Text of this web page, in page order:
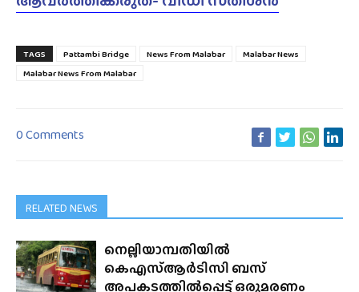
TAGS Pattambi Bridge News From Malabar
Malabar News
Malabar News From Malabar
0 Comments
RELATED NEWS
നെല്ലിയാമ്പതിയിൽ
കെഎസ്ആർടിസി ബസ്
അപകടത്തിൽപ്പെട്ട് ഒരുമരണം